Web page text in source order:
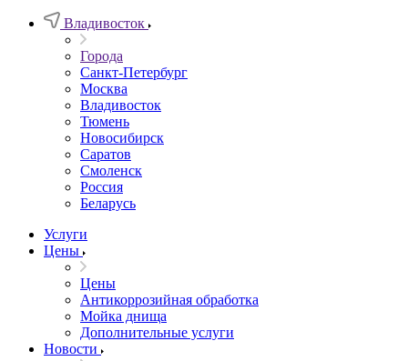
Владивосток
Города
Санкт-Петербург
Москва
Владивосток
Тюмень
Новосибирск
Саратов
Смоленск
Россия
Беларусь
Услуги
Цены
Цены
Антикоррозийная обработка
Мойка днища
Дополнительные услуги
Новости